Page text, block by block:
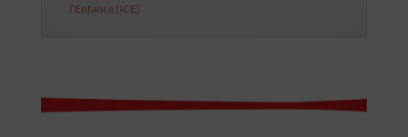
l’Enfance (ICE)